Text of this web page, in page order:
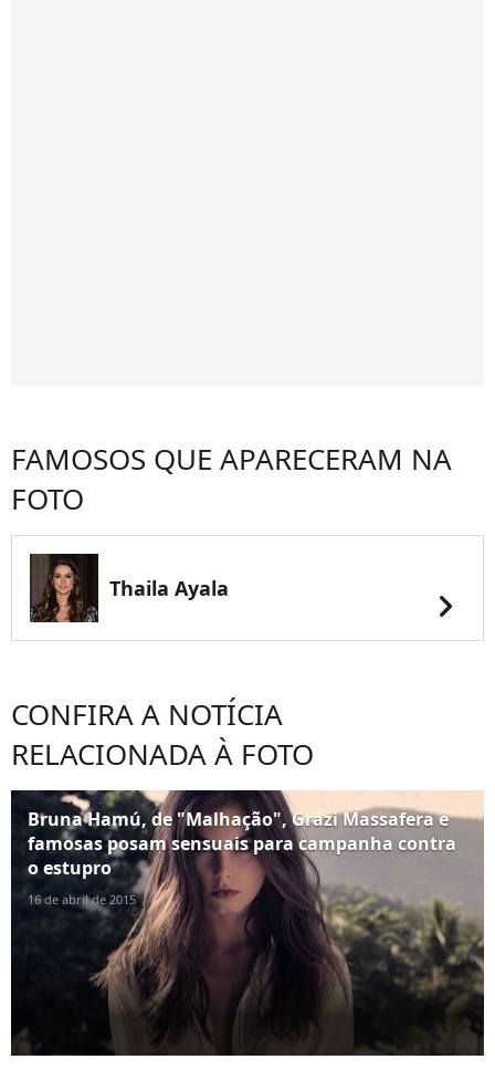
FAMOSOS QUE APARECERAM NA
FOTO
Thaila Ayala chevron_right
CONFIRA A NOTÍCIA
RELACIONADA À FOTO
Bruna Hamú, de "Malhação", Grazi Massafera e
famosas posam sensuais para campanha contra
o estupro
16 de abril de 2015